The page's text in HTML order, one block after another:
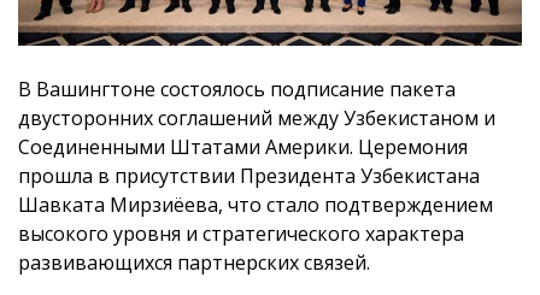
В Вашингтоне состоялось подписание пакета
двусторонних соглашений между Узбекистаном и
Соединенными Штатами Америки. Церемония
прошла в присутствии Президента Узбекистана
Шавката Мирзиёева, что стало подтверждением
высокого уровня и стратегического характера
развивающихся партнерских связей.